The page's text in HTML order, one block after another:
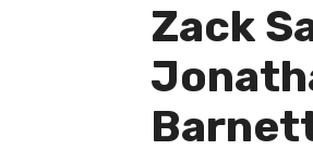
Zack